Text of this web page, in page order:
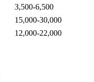
3,500-6,500
15,000-30,000
12,000-22,000